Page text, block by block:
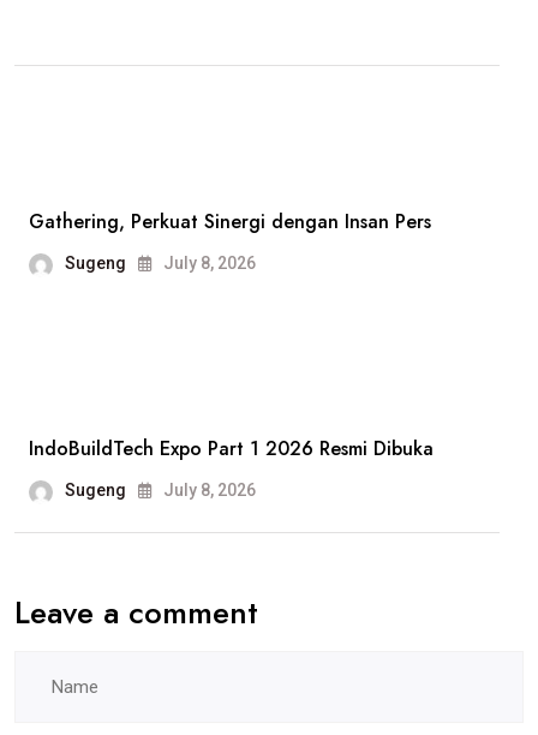
Jakarta
Sorotan
Gathering, Perkuat Sinergi dengan Insan Pers
Sugeng July 8, 2026
IndoBuildTech Expo Part 1 2026 Resmi Dibuka
Sugeng July 8, 2026
Leave a comment